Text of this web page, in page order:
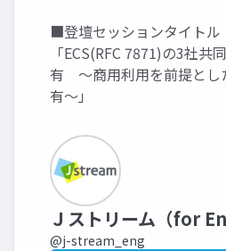
■登壇セッションタイトル
「ECS(RFC 7871)の3社共
有 〜商用利用を前提とし
有〜」
Ｊストリーム（for
@j-stream_eng